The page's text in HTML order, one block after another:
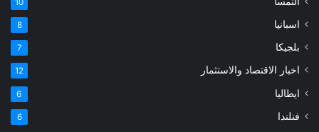
اسبانيا 8
بلجيكا 7
اخبار الاقتصاد والاستثمار 12
ايطاليا 6
فنلندا 6